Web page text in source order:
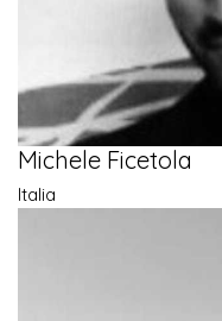
Michele Ficetola
Italia